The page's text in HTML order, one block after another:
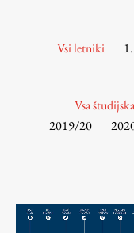
Tržna dejavnost
Intranet UL FA
Spletni arhiv
Vsi letniki
Vsa
2019/20